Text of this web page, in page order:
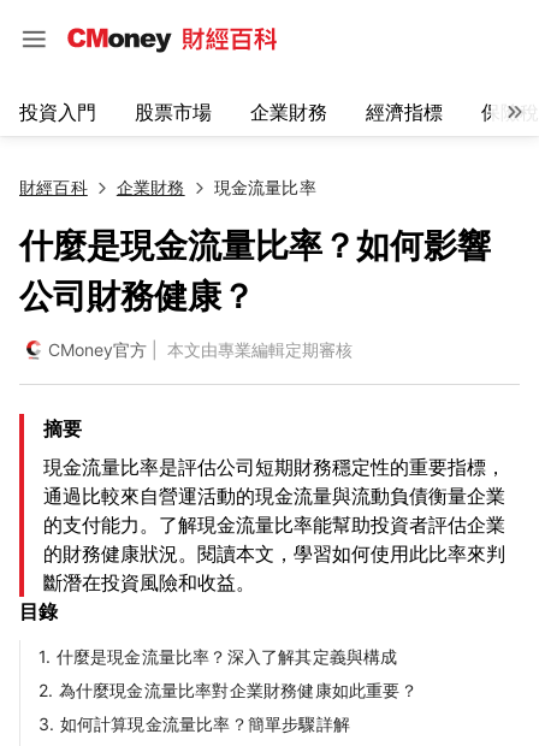
投資入門 股票市場 企業財務 經濟指標 保險
財經百科 企業財務 現金流量比率
什麼是現金流量比率？如何影響
公司財務健康？
CMoney官方 | 本文由專業編輯定期審核
摘要
現金流量比率是評估公司短期財務穩定性的重要指標，
通過比較來自營運活動的現金流量與流動負債衡量企業
的支付能力。了解現金流量比率能幫助投資者評估企業
的財務健康狀況。閱讀本文，學習如何使用此比率來判
斷潛在投資風險和收益。
目錄
1. 什麼是現金流量比率？深入了解其定義與構成
2. 為什麼現金流量比率對企業財務健康如此重要？
3. 如何計算現金流量比率？簡單步驟詳解